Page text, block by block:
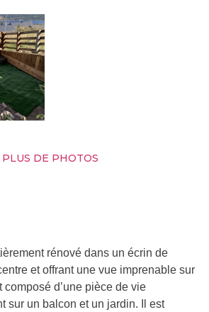
PLUS DE PHOTOS
rénové dans un écrin de
et offrant une vue imprenable sur
composé d’une pièce de vie
sur un balcon et un jardin. Il est